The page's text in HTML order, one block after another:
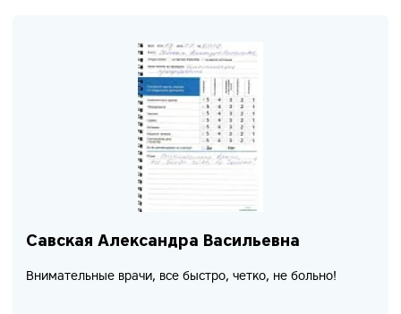
Савская Александра Васильевна
Внимательные врачи, все быстро, четко, не больно!